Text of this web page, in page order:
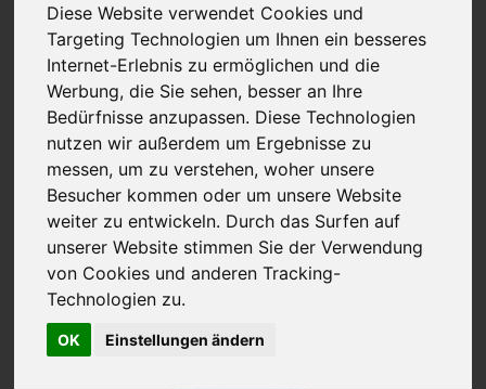
Diese Website verwendet Cookies und
Targeting Technologien um Ihnen ein besseres
Internet-Erlebnis zu ermöglichen und die
Werbung, die Sie sehen, besser an Ihre
Bedürfnisse anzupassen. Diese Technologien
nutzen wir außerdem um Ergebnisse zu
messen, um zu verstehen, woher unsere
Besucher kommen oder um unsere Website
weiter zu entwickeln. Durch das Surfen auf
unserer Website stimmen Sie der Verwendung
von Cookies und anderen Tracking-
Technologien zu.
OK Einstellungen ändern
Gildan Softstyle® Ladies` Double Piqué Polo | GILDAN
ab 5,56 € *
zzgl. MwSt., zzgl. Versand
* 1000 Stück
Art.-Nr.: G64800L
Artikel ansehen